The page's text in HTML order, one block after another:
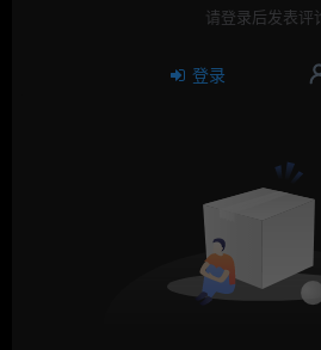
请登录后发表评
登录